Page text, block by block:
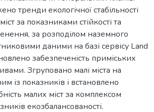
тренди екологічної стабільності
за показниками стійкості та
за розподілом наземного
даними на базі сервісу Land
забезпеченість приміських
Згруповано малі міста на
із показників і встановлено
малих міст за комплексом
екозбалансованості.